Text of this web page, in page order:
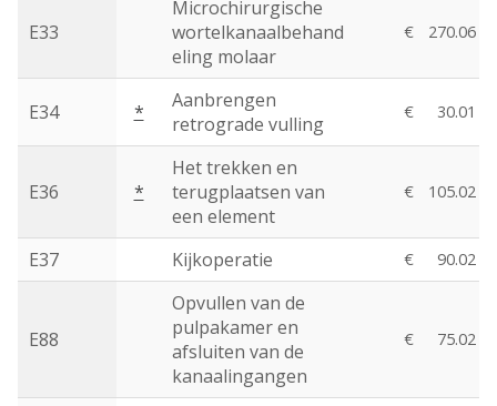
E33
Microchirurgische
wortelkanaalbehand
eling molaar
€ 270.06
E34 *
Aanbrengen
retrograde vulling
€ 30.01
E36 *
Het trekken en
terugplaatsen van
een element
€ 105.02
E37 Kijkoperatie € 90.02
E88
Opvullen van de
pulpakamer en
afsluiten van de
kanaalingangen
€ 75.02